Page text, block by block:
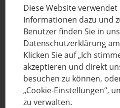
Diese Website
Informationen dazu und
Benutzer finden Sie in
Datenschutzerklärung
Klicken Sie auf „Ich
akzeptieren und direkt
besuchen zu können,
„Cookie-Einstellungen“,
zu verwalten.